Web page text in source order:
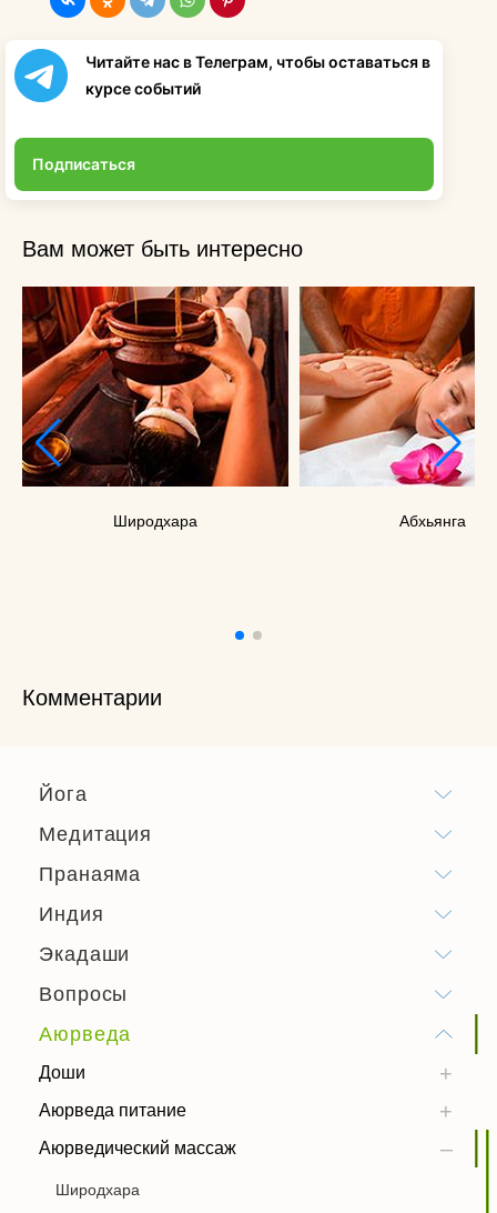
Читайте нас в Телеграм, чтобы оставаться в
курсе событий
Подписаться
Вам может быть интересно
Широдхара Абхьянга
Комментарии
Йога
Медитация
Пранаяма
Индия
Экадаши
Вопросы
Аюрведа
Доши
Аюрведа питание
Аюрведический массаж
Широдхара